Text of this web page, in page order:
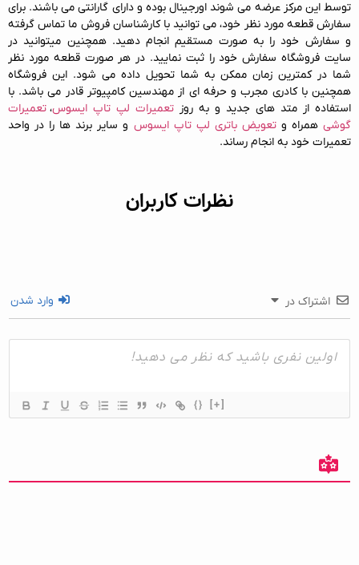
توسط این مرکز عرضه می شوند اورجینال بوده و دارای گارانتی می باشند. برای
سفارش قطعه مورد نظر خود، می توانید با کارشناسان فروش ما تماس گرفته
و سفارش خود را به صورت مستقیم انجام دهید. همچنین میتوانید در
سایت فروشگاه سفارش خود را ثبت نمایید. در هر صورت قطعه مورد نظر
شما در کمترین زمان ممکن به شما تحویل داده می شود. این فروشگاه
همچنین با کادری مجرب و حرفه ای از مهندسین کامپیوتر قادر می باشد. با
استفاده از متد های جدید و به روز تعمیرات لپ تاپ ایسوس، تعمیرات
گوشیهمراه وتعویض باتری لپ تاپ ایسوس و سایر برند ها را در واحد
تعمیرات خود به انجام رساند.
نظرات کاربران
اشتراک در وارد شدن
{} [+]